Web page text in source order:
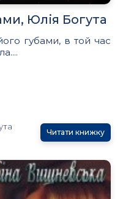
Юлія Богута
губами, в той час
Читати книжку